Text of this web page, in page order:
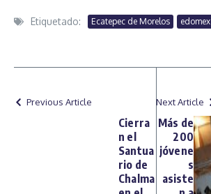
Etiquetado: Ecatepec de Morelos edomex
Previous Article
Cierra
n el
Santua
rio de
Chalma
Next Article
Más de
200
jóvene
s
asiste